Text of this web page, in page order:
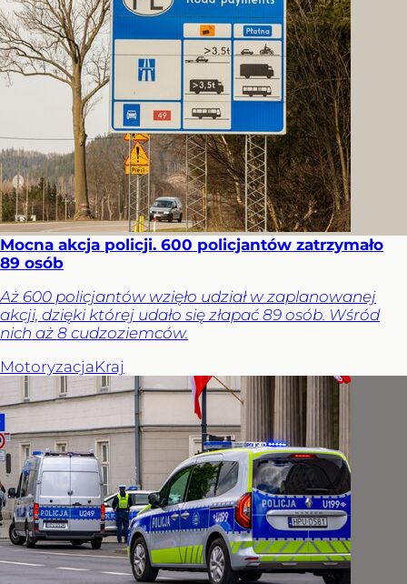
Mocna akcja policji. 600 policjantów zatrzymało
89 osób
Aż 600 policjantów wzięło udział w zaplanowanej
akcji, dzięki której udało się złapać 89 osób. Wśród
nich aż 8 cudzoziemców.
MotoryzacjaKraj